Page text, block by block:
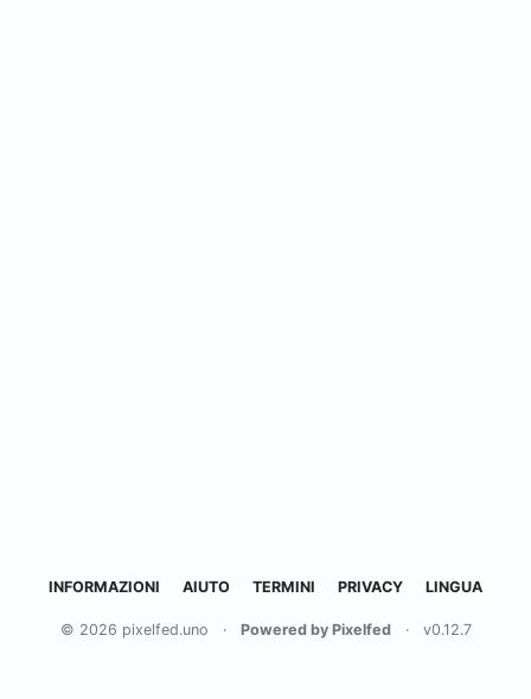
INFORMAZIONI AIUTO TERMINI PRIVACY LINGUA
© 2026 pixelfed.uno · Powered by Pixelfed · v0.12.7